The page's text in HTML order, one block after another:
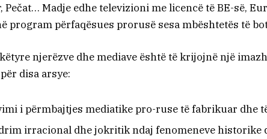
Pečat… Madje edhe televizioni me licencë të BE-së,
program përfaqësues prorusë sesa mbështetës të
njerëzve dhe mediave është të krijojnë një
disa arsye:
i përmbajtjes mediatike pro-ruse të fabrikuar dhe
irracional dhe jokritik ndaj fenomeneve historike